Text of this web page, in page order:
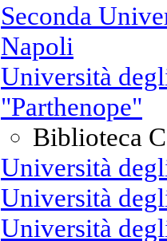
Seconda
Napoli
Università
"Parthenope"
Biblioteca
Università
Università
Università